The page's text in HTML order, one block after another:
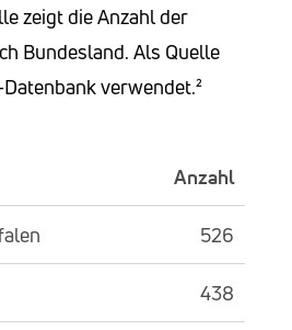
zeigt die Anzahl der
Bundesland. Als Quelle
verwendet.²
Anzahl
526
438